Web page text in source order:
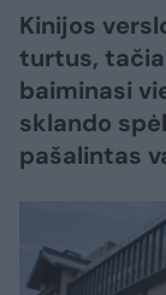
Kinijos
turtus,
baiminasi
sklando
pašalintas